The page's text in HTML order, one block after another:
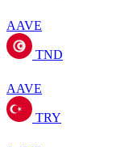
AAVE
TND
AAVE
TRY